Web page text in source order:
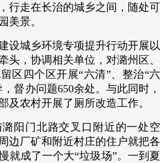
走在长治的城乡之间，随处可
美景。
城乡环境专项提升行动开展以
头，协调相关单位，对潞州区、
区四个区开展“六清”、整治“六
督办问题650余处。与此同时，
及农村开展了厕所改造工作。
门北路交叉口附近的一处空
边厂矿和附近村庄的住户就把各
就成了一个大“垃圾场”。一到夏